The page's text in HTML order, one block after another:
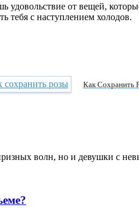
удовольствие от вещей,
тебя с наступлением холодов.
Как Сохранить
волн, но и девушки с